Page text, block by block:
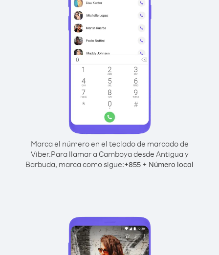
Marca el número en el teclado de marcado de
Viber.Para llamar a Camboya desde Antigua y
Barbuda, marca como sigue:+855 + Número local